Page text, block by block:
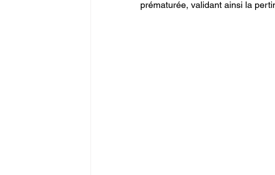
prématurée, validant ainsi la